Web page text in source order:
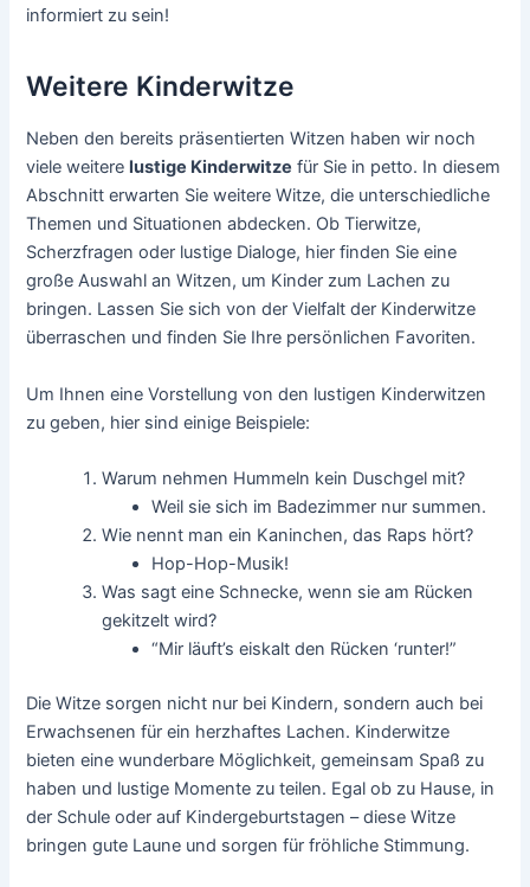
informiert zu sein!
Weitere Kinderwitze
Neben den bereits präsentierten Witzen haben wir noch
viele weiterelustige Kinderwitze für Sie in petto. In diesem
Abschnitt erwarten Sie weitere Witze, die unterschiedliche
Themen und Situationen abdecken. Ob Tierwitze,
Scherzfragen oder lustige Dialoge, hier finden Sie eine
große Auswahl an Witzen, um Kinder zum Lachen zu
bringen. Lassen Sie sich von der Vielfalt der Kinderwitze
überraschen und finden Sie Ihre persönlichen Favoriten.
Um Ihnen eine Vorstellung von den lustigen Kinderwitzen
zu geben, hier sind einige Beispiele:
Warum nehmen Hummeln kein Duschgel mit?
Weil sie sich im Badezimmer nur summen.
Wie nennt man ein Kaninchen, das Raps hört?
Hop-Hop-Musik!
Was sagt eine Schnecke, wenn sie am Rücken
gekitzelt wird?
“Mir läuft’s eiskalt den Rücken ‘runter!”
Die Witze sorgen nicht nur bei Kindern, sondern auch bei
Erwachsenen für ein herzhaftes Lachen. Kinderwitze
bieten eine wunderbare Möglichkeit, gemeinsam Spaß zu
haben und lustige Momente zu teilen. Egal ob zu Hause, in
der Schule oder auf Kindergeburtstagen – diese Witze
bringen gute Laune und sorgen für fröhliche Stimmung.